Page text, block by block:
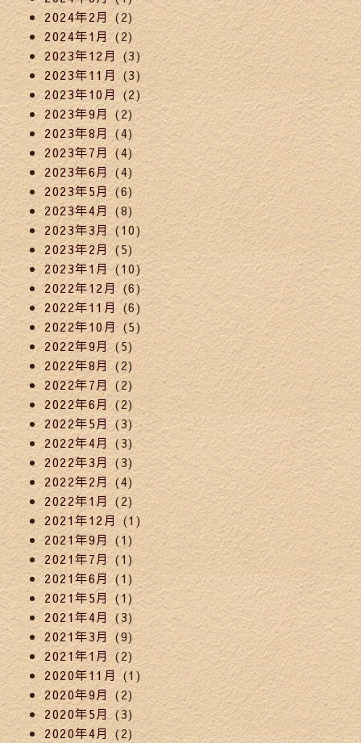
2024年2月(2)
2024年1月(2)
2023年12月 (3)
2023年11月(3)
2023年10月(2)
2023年9月 (2)
2023年8月 (4)
2023年7月 (4)
2023年6月(4)
2023年5月(6)
2023年4月 (8)
2023年3月 (10)
2023年2月 (5)
2023年1月 (10)
2022年12月 (6)
2022年11月(6)
2022年10月(5)
2022年9月(5)
2022年8月(2)
2022年7月(2)
2022年6月 (2)
2022年5月 (3)
2022年4月 (3)
2022年3月 (3)
2022年2月(4)
2022年1月(2)
2021年12月(1)
2021年9月(1)
2021年7月(1)
2021年6月(1)
2021年5月 (1)
2021年4月 (3)
2021年3月 (9)
2021年1月(2)
2020年11月(1)
2020年9月 (2)
2020年5月 (3)
2020年4月 (2)